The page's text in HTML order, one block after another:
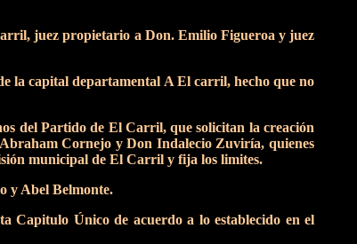
juez propietario a Don. Emilio Figueroa y juez
la capital departamental A El carril, hecho que no
del Partido de El Carril, que solicitan la creación
Cornejo y Don Indalecio Zuviría, quienes
municipal de El Carril y fija los limites.
y Abel Belmonte.
Capitulo Único de acuerdo a lo establecido en el